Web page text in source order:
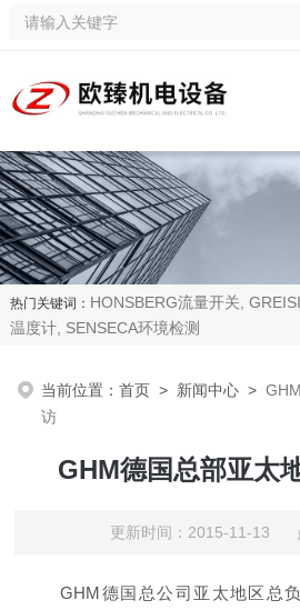
热门关键词： HONSBERG流量开关,
温度计, SENSECA环境检测
当前位置：首页 > 新闻中心 >
访
GHM德国总部亚太
更新时间：2015-11-13
GHM德国总公司亚太地区总